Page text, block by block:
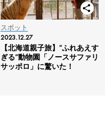
スポット
2023.12.27
【北海道親子旅】“ふれあえす
ぎる”動物園「ノースサファリ
サッポロ」に驚いた！